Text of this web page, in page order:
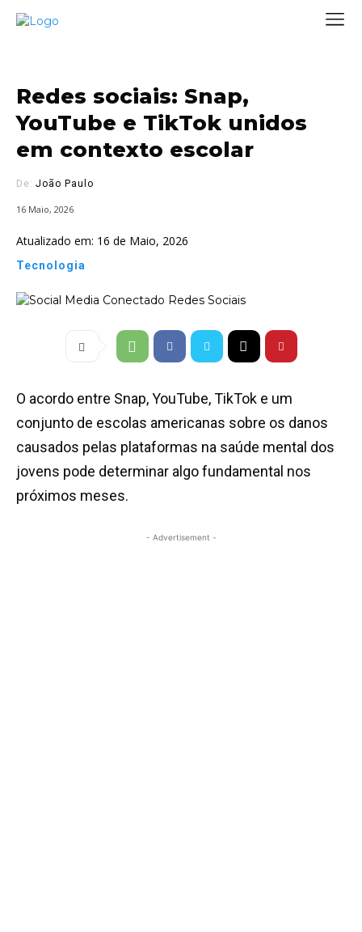
Redes sociais: Snap,
YouTube e TikTok unidos
em contexto escolar
De: João Paulo
16 Maio, 2026
Atualizado em: 16 de Maio, 2026
Tecnologia
O acordo entre Snap, YouTube, TikTok e um
conjunto de escolas americanas sobre os danos
causados pelas plataformas na saúde mental dos
jovens pode determinar algo fundamental nos
próximos meses.
- Advertisement -